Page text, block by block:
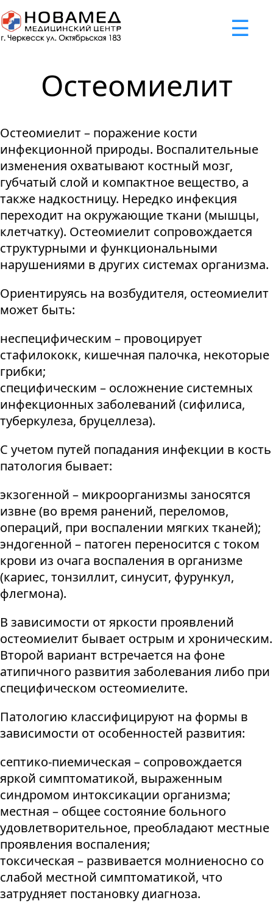
☰
x
Задать вопрос
Я принимаю"Cоглашение
об обработке персональных
данных."
Отправить вопрос
Успешно
Мы свяжемся с вами в ближайшее время
Неудача
Некорректно введен номер телефона
Неудача
Отклонена капча
Неудача
Не введено имя или вопрос
Неудача
Не принято соглашение
Остеомиелит
Остеомиелит – поражение кости
инфекционной природы. Воспалительные
изменения охватывают костный мозг,
губчатый слой и компактное вещество, а
также надкостницу. Нередко инфекция
переходит на окружающие ткани (мышцы,
клетчатку). Остеомиелит сопровождается
структурными и функциональными
нарушениями в других системах организма.
Ориентируясь на возбудителя, остеомиелит
может быть:
неспецифическим – провоцирует
стафилококк, кишечная палочка, некоторые
грибки;
специфическим – осложнение системных
инфекционных заболеваний (сифилиса,
туберкулеза, бруцеллеза).
С учетом путей попадания инфекции в кость
патология бывает:
экзогенной – микроорганизмы заносятся
извне (во время ранений, переломов,
операций, при воспалении мягких тканей);
эндогенной – патоген переносится с током
крови из очага воспаления в организме
(кариес, тонзиллит, синусит, фурункул,
флегмона).
В зависимости от яркости проявлений
остеомиелит бывает острым и хроническим.
Второй вариант встречается на фоне
атипичного развития заболевания либо при
специфическом остеомиелите.
Патологию классифицируют на формы в
зависимости от особенностей развития:
септико-пиемическая – сопровождается
яркой симптоматикой, выраженным
синдромом интоксикации организма;
местная – общее состояние больного
удовлетворительное, преобладают местные
проявления воспаления;
токсическая – развивается молниеносно со
слабой местной симптоматикой, что
затрудняет постановку диагноза.